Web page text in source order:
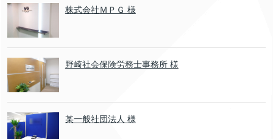
株式会社ＭＰＧ 様
野崎社会保険労務士事務所 様
某一般社団法人 様